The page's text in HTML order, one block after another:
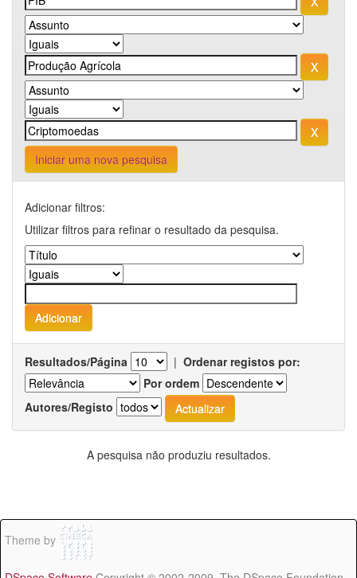
Iniciar uma nova pesquisa
Adicionar filtros:
Utilizar filtros para refinar o resultado da pesquisa.
Resultados/Página | Ordenar registos por:
Por ordem
Autores/Registo
A pesquisa não produziu resultados.
Theme by